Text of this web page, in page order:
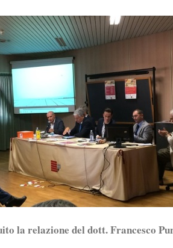
la relazione del dott. Francesco